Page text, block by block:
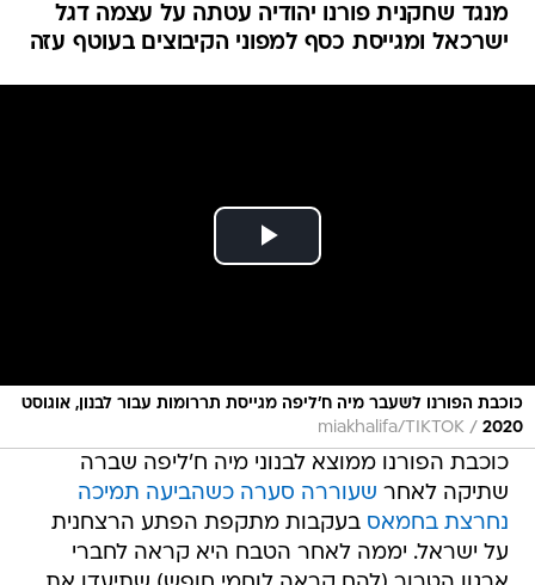
מנגד שחקנית פורנו יהודיה עטתה על עצמה דגל
ישרכאל ומגייסת כסף למפוני הקיבוצים בעוטף עזה
כוכבת הפורנו לשעבר מיה ח'ליפה מגייסת תררומות עבור לבנון, אוגוסט
2020
/
miakhalifa/TIKTOK
כוכבת הפורנו ממוצא לבנוני מיה ח'ליפה שברה
שתיקה לאחר שעוררה סערה כשהביעה תמיכה
נחרצת בחמאס בעקבות מתקפת הפתע הרצחנית
על ישראל. יממה לאחר הטבח היא קראה לחברי